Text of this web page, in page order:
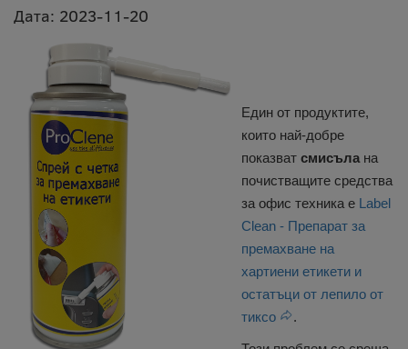
Дата: 2023-11-20
Един от продуктите,
които най-добре
показват смисъла на
почистващите средства
за офис техника е
Label
Clean - Препарат за
премахване на
хартиени етикети и
остатъци от лепило от
тиксо
.